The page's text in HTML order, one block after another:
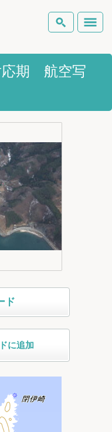
検索
応期 航空写
ド
に追加